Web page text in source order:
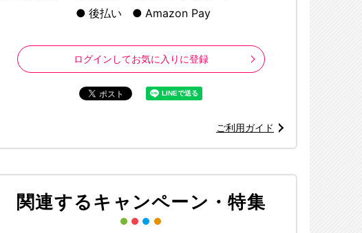
後払い
Amazon Pay
ログインしてお気に入りに登録
ご利用ガイド
関連するキャンペーン・特集